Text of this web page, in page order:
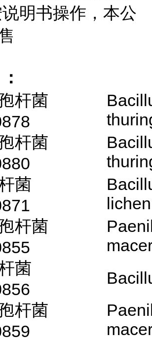
明书操作，本公
杆菌
杆菌
菌
杆菌
菌
杆菌